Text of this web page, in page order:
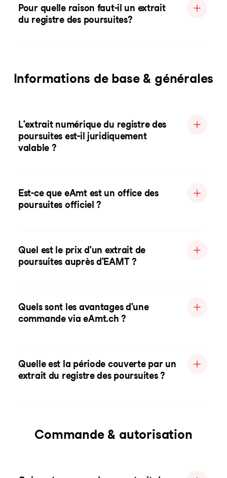
Pour quelle raison faut-il un extrait
du registre des poursuites?
Informations de base & générales
L'extrait numérique du registre des
poursuites est-il juridiquement
valable ?
Est-ce que eAmt est un office des
poursuites officiel ?
Quel est le prix d'un extrait de
poursuites auprès d'EAMT ?
Quels sont les avantages d'une
commande via eAmt.ch ?
Quelle est la période couverte par un
extrait du registre des poursuites ?
Commande & autorisation